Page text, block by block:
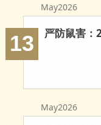
东莞白蚁防治
佛山白蚁防治
May2026
13 严防鼠害：
May2026